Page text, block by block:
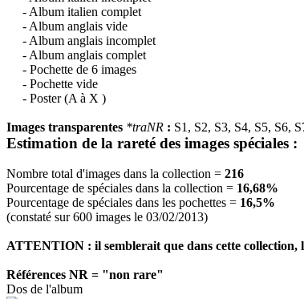
- Album italien complet
- Album anglais vide
- Album anglais incomplet
- Album anglais complet
- Pochette de 6 images
- Pochette vide
- Poster (A à X )
Images transparentes *traNR : S1, S2, S3, S4, S5, S6,
Estimation de la rareté des images spéciales :
Nombre total d'images dans la collection = 216
Pourcentage de spéciales dans la collection = 16,68%
Pourcentage de spéciales dans les pochettes = 16,5%
(constaté sur 600 images le 03/02/2013)
ATTENTION : il semblerait que dans cette collection,
Références NR = "non rare"
Dos de l'album